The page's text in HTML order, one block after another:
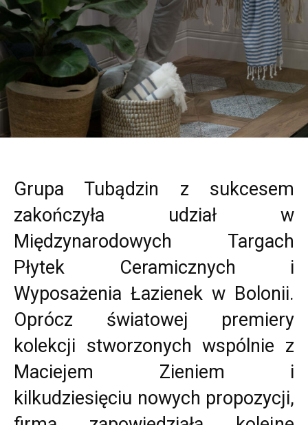
Grupa Tubądzin z sukcesem
zakończyła udział w
Międzynarodowych Targach
Płytek Ceramicznych i
Wyposażenia Łazienek w Bolonii.
Oprócz światowej premiery
kolekcji stworzonych wspólnie z
Maciejem Zieniem i
kilkudziesięciu nowych propozycji,